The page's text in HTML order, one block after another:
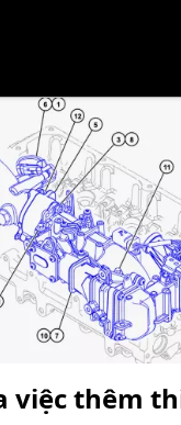
việc thêm